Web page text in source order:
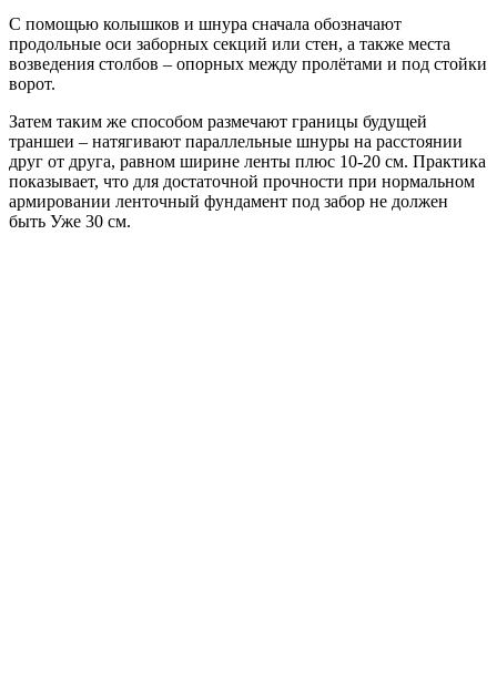
С помощью колышков и шнура сначала обозначают
продольные оси заборных секций или стен, а также места
возведения столбов – опорных между пролётами и под стойки
ворот.
Затем таким же способом размечают границы будущей
траншеи – натягивают параллельные шнуры на расстоянии
друг от друга, равном ширине ленты плюс 10-20 см. Практика
показывает, что для достаточной прочности при нормальном
армировании ленточный фундамент под забор не должен
быть Уже 30 см.